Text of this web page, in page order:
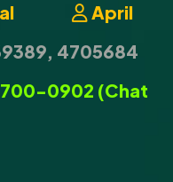
April
4705684
0902 (Chat